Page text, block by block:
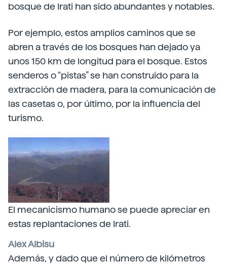
bosque de Irati han sido abundantes y notables.
Por ejemplo, estos amplios caminos que se
abren a través de los bosques han dejado ya
unos 150 km de longitud para el bosque. Estos
senderos o “pistas” se han construido para la
extracción de madera, para la comunicación de
las casetas o, por último, por la influencia del
turismo.
El mecanicismo humano se puede apreciar en
estas replantaciones de Irati.
Alex Albisu
Además, y dado que el número de kilómetros